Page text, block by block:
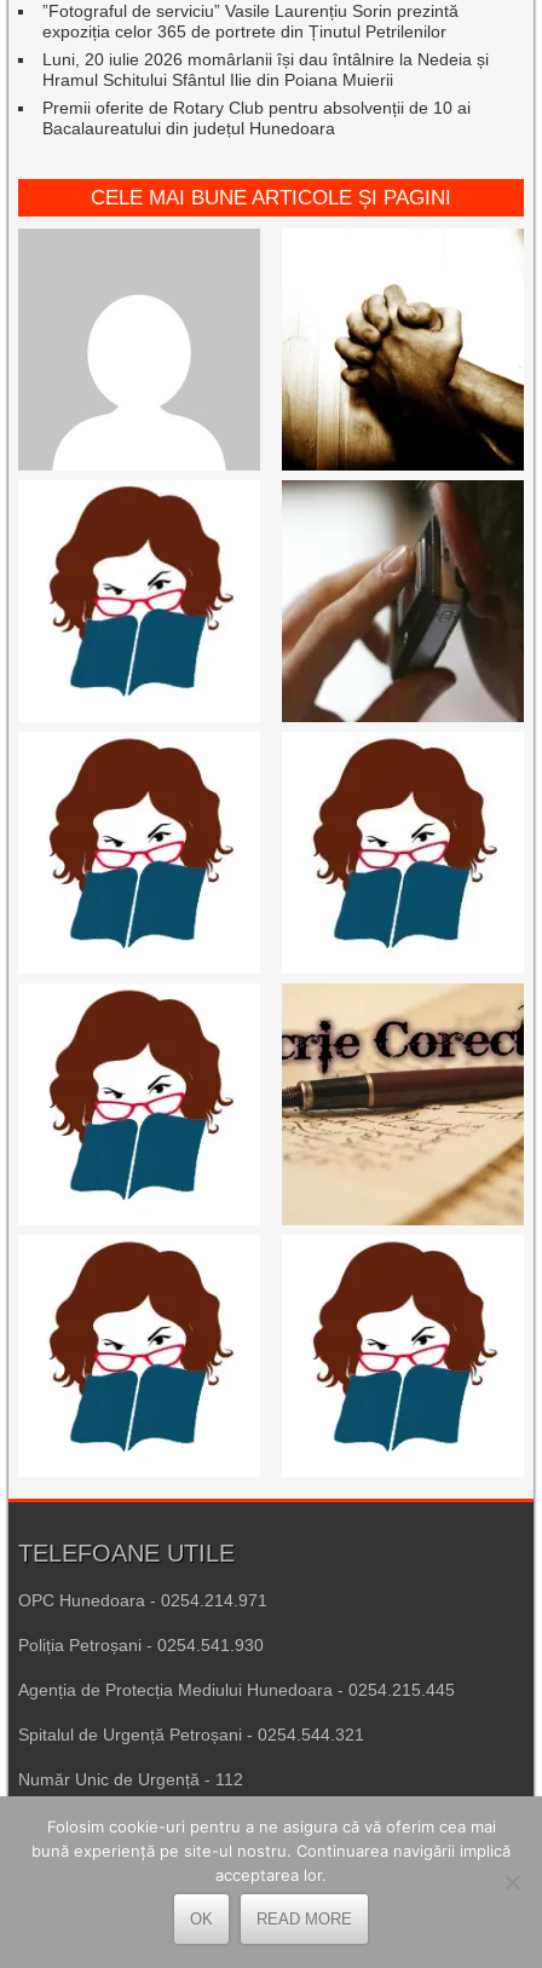
”Fotograful de serviciu” Vasile Laurențiu Sorin prezintă
expoziția celor 365 de portrete din Ținutul Petrilenilor
Luni, 20 iulie 2026 momârlanii își dau întâlnire la Nedeia și
Hramul Schitului Sfântul Ilie din Poiana Muierii
Premii oferite de Rotary Club pentru absolvenții de 10 ai
Bacalaureatului din județul Hunedoara
CELE MAI BUNE ARTICOLE ȘI PAGINI
TELEFOANE UTILE
OPC Hunedoara - 0254.214.971
Poliția Petroșani - 0254.541.930
Agenția de Protecția Mediului Hunedoara - 0254.215.445
Spitalul de Urgență Petroșani - 0254.544.321
Număr Unic de Urgență - 112
LEGĂTURI UTILE
Prefectura Hunedoara
Folosim cookie-uri pentru a ne asigura că vă oferim cea mai
bună experiență pe site-ul nostru. Continuarea navigării implică
acceptarea lor.
OK READ MORE